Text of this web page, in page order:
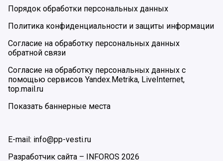
Порядок обработки персональных данных
Политика конфиденциальности и защиты информации
Согласие на обработку персональных данных
обратной связи
Согласие на обработку персональных данных с
помощью сервисов Yandex.Metrika, LiveInternet,
top.mail.ru
Показать баннерные места
E-mail: info@pp-vesti.ru
Разработчик сайта –
INFOROS 2026